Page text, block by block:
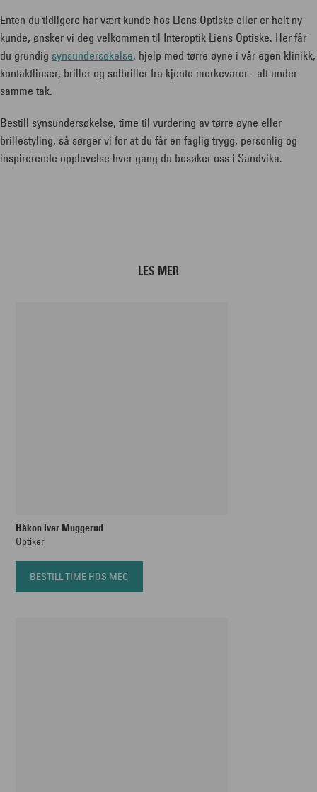
Enten du tidligere har vært kunde hos Liens Optiske eller er helt ny
kunde, ønsker vi deg velkommen til Interoptik Liens Optiske. Her får
du grundig synsundersøkelse, hjelp med tørre øyne i vår egen klinikk,
kontaktlinser, briller og solbriller fra kjente merkevarer - alt under
samme tak.
Bestill synsundersøkelse, time til vurdering av tørre øyne eller
brillestyling, så sørger vi for at du får en faglig trygg, personlig og
inspirerende opplevelse hver gang du besøker oss i Sandvika.
LES MER
Håkon Ivar Muggerud
Optiker
BESTILL TIME HOS MEG